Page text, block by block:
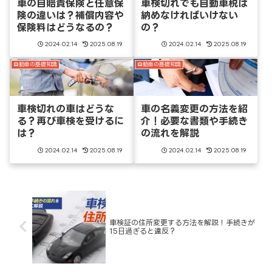
車の自賠責保険と任意保
険の違いは？補償内容や
保険料はどうなるの？
2024.02.14 2025.08.19
車検切れでも自動車税は
納めなければいけない
の？
2024.02.14 2025.08.19
自動車の基礎知識
車検切れの車はどうな
る？再び車検を受けるに
は？
2024.02.14 2025.08.19
自動車の基礎知識
車の名義変更の方法を紹
介！必要な書類や手続き
の流れを解説
2024.02.14 2025.08.19
車検証の住所変更する方法を解説！手続きが
15日過ぎると違反？